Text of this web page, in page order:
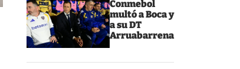
Conmebol
multó a Boca y
a su DT
Arruabarrena